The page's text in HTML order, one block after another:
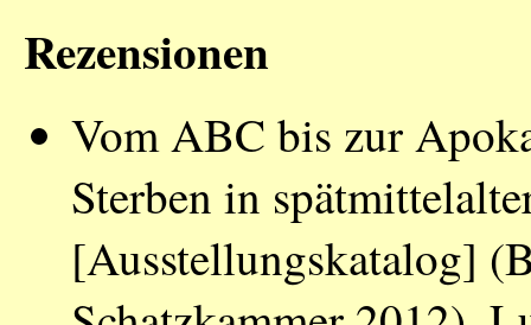
Rezensionen
Vom ABC bis zur
Sterben in
[Ausstellungskatalog]